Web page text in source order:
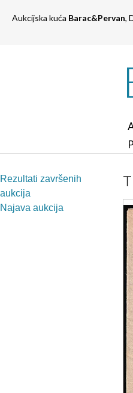
Aukcijska kuća Barac&Pervan,
Rezultati završenih
aukcija
Najava aukcija